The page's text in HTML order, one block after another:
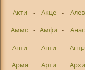
Акти
- Акце - Алев
Аммо
- Амфи - Анас
Анти
- Анти - Антр
Армя
- Арти - Архи